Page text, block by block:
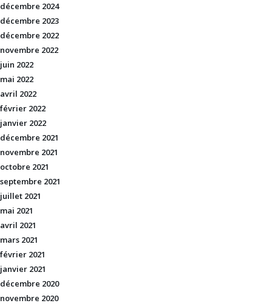
décembre 2024
décembre 2023
décembre 2022
novembre 2022
juin 2022
mai 2022
avril 2022
février 2022
janvier 2022
décembre 2021
novembre 2021
octobre 2021
septembre 2021
juillet 2021
mai 2021
avril 2021
mars 2021
février 2021
janvier 2021
décembre 2020
novembre 2020